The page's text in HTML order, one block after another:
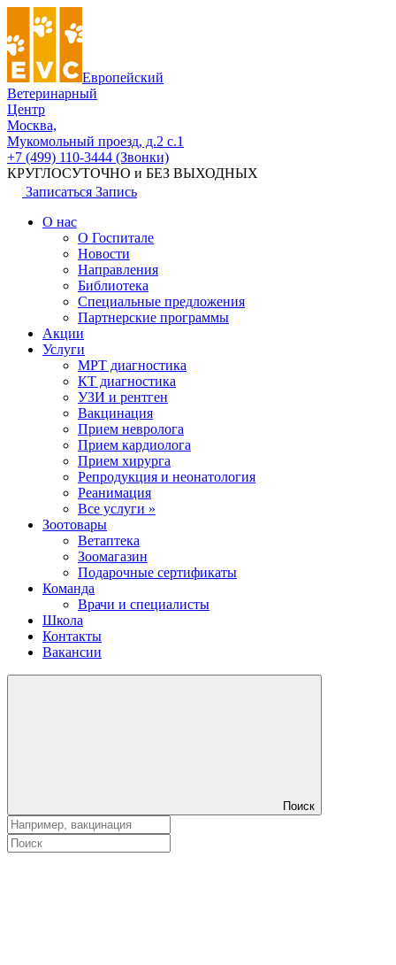
Европейский
Ветеринарный
Центр
Москва,
Мукомольный проезд, д.2 с.1
+7 (499) 110-3444 (Звонки)
КРУГЛОСУТОЧНО и БЕЗ ВЫХОДНЫХ
Записаться Запись
О нас
О Госпитале
Новости
Направления
Библиотека
Специальные предложения
Партнерские программы
Акции
Услуги
МРТ диагностика
КТ диагностика
УЗИ и рентген
Вакцинация
Прием невролога
Прием кардиолога
Прием хирурга
Репродукция и неонатология
Реанимация
Все услуги »
Зоотовары
Ветаптека
Зоомагазин
Подарочные сертификаты
Команда
Врачи и специалисты
Школа
Контакты
Вакансии
Поиск